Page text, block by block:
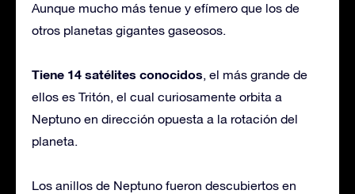
Aunque mucho más tenue y efímero que los de
otros planetas gigantes gaseosos.
Tiene 14 satélites conocidos, el más grande de
ellos es Tritón, el cual curiosamente orbita a
Neptuno en dirección opuesta a la rotación del
planeta.
Los anillos de Neptuno fueron descubiertos en